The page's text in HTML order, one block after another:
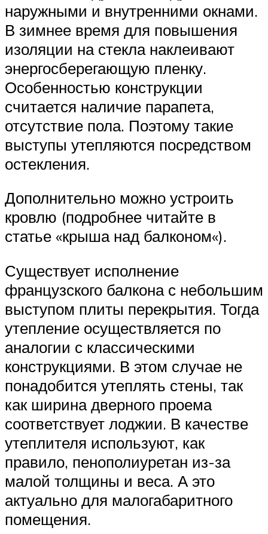
наружными и внутренними окнами.
В зимнее время для повышения
изоляции на стекла наклеивают
энергосберегающую пленку.
Особенностью конструкции
считается наличие парапета,
отсутствие пола. Поэтому такие
выступы утепляются посредством
остекления.
Дополнительно можно устроить
кровлю (подробнее читайте в
статье «крыша над балконом«).
Существует исполнение
французского балкона с небольшим
выступом плиты перекрытия. Тогда
утепление осуществляется по
аналогии с классическими
конструкциями. В этом случае не
понадобится утеплять стены, так
как ширина дверного проема
соответствует лоджии. В качестве
утеплителя используют, как
правило, пенополиуретан из-за
малой толщины и веса. А это
актуально для малогабаритного
помещения.